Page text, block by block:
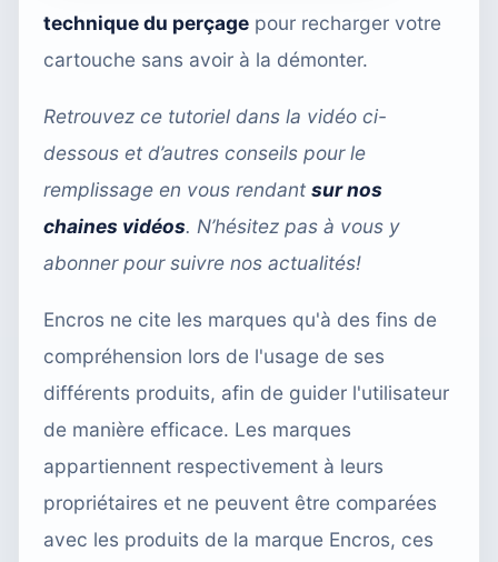
technique du perçage pour recharger votre
cartouche sans avoir à la démonter.
Retrouvez ce tutoriel dans la vidéo ci-
dessous et d’autres conseils pour le
remplissage en vous rendant sur nos
chaines vidéos. N’hésitez pas à vous y
abonner pour suivre nos actualités!
Encros ne cite les marques qu'à des fins de
compréhension lors de l'usage de ses
différents produits, afin de guider l'utilisateur
de manière efficace. Les marques
appartiennent respectivement à leurs
propriétaires et ne peuvent être comparées
avec les produits de la marque Encros, ces